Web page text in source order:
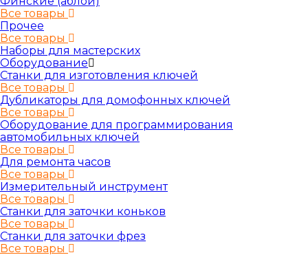
Все товары
Прочее
Все товары
Наборы для мастерских
Оборудование
Станки для изготовления ключей
Все товары
Дубликаторы для домофонных ключей
Все товары
Оборудование для программирования
автомобильных ключей
Все товары
Для ремонта часов
Все товары
Измерительный инструмент
Все товары
Станки для заточки коньков
Все товары
Станки для заточки фрез
Все товары